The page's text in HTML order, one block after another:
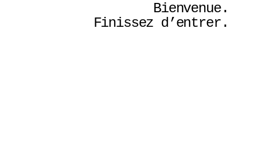
Bienvenue.
Finissez d’entrer.